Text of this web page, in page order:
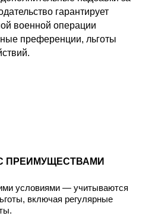
гарантирует
военной операции
преференции, льготы
ПРЕИМУЩЕСТВАМИ
условиями — учитываются
включая регулярные